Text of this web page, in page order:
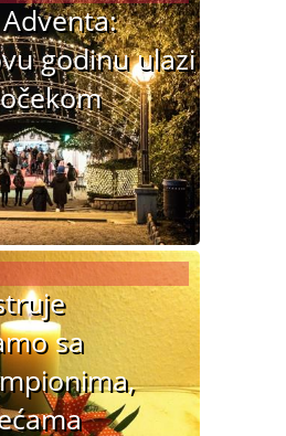
godinu ulazi
sa